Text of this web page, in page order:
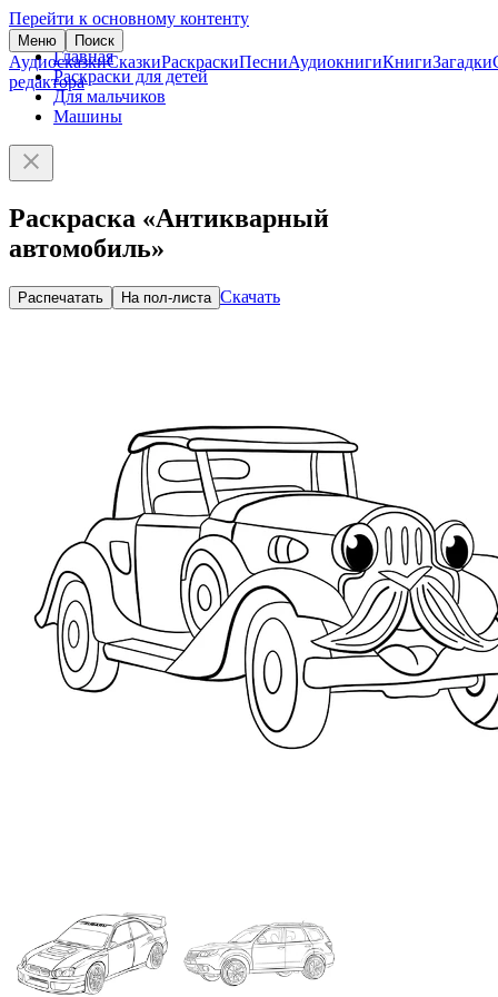
Перейти к основному контенту
Меню Поиск
АудиосказкиСказкиРаскраскиПесниАудиокнигиКнигиЗагадки
редактора
Главная
Раскраски для детей
Для мальчиков
Машины
Раскраска «Антикварный
автомобиль»
Распечатать На пол-листа Скачать